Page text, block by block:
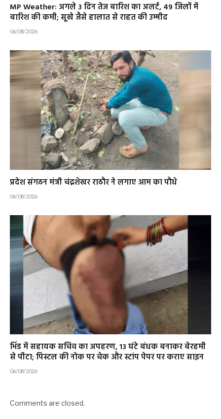
MP Weather: अगले 3 दिन तेज बारिश का अलर्ट, 49 जिलों में
बारिश की कमी; सूखे जैसे हालात से राहत की उम्मीद
06/08/2026
प्रदेश संगठन मंत्री चंद्रशेखर राठौर ने लगाए आम का पौधे
06/08/2026
भिंड में सहायक सचिव का अपहरण, 13 घंटे बंधक बनाकर बेरहमी
से पीटा; पिस्टल की नोक पर चेक और स्टांप पेपर पर कराए साइन
06/08/2026
Comments are closed.